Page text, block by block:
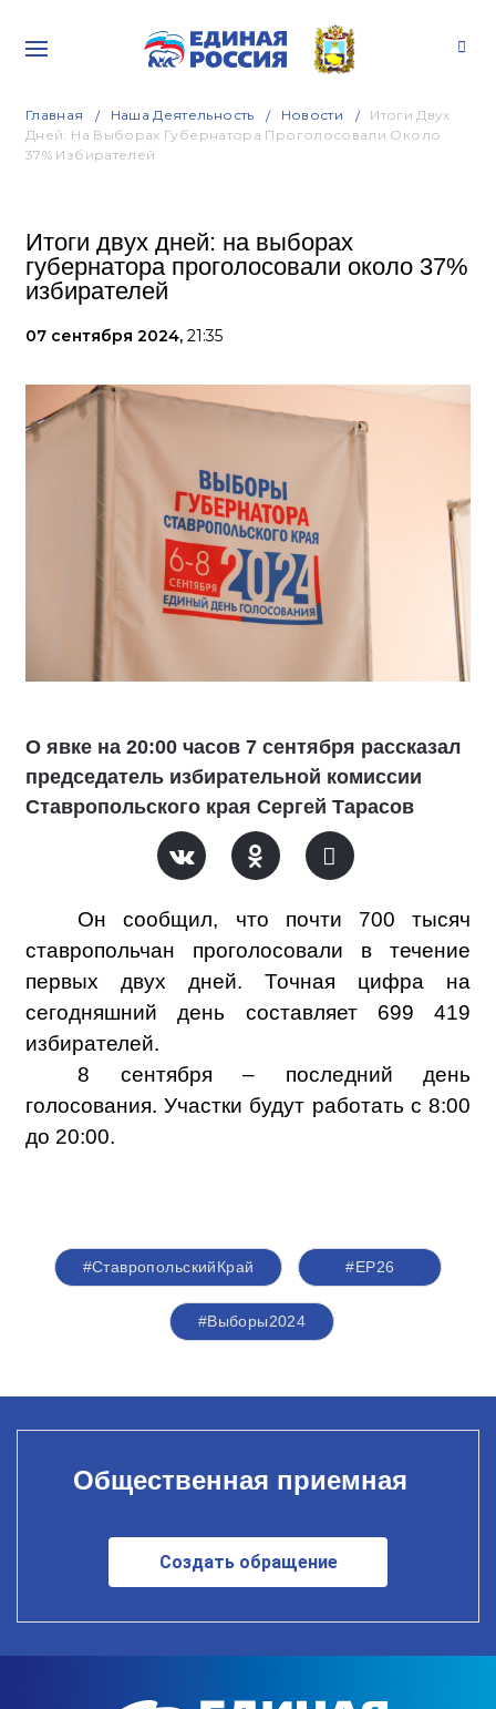
Главная Наша Деятельность Новости
Итоги Двух
Дней: На Выборах Губернатора Проголосовали Около
37% Избирателей
Итоги двух дней: на выборах
губернатора проголосовали около 37%
избирателей
07 сентября 2024, 21:35
О явке на 20:00 часов 7 сентября рассказал
председатель избирательной комиссии
Ставропольского края Сергей Тарасов
Он сообщил, что почти 700 тысяч
ставропольчан проголосовали в течение
первых двух дней. Точная цифра на
сегодняшний день составляет 699 419
избирателей.
8 сентября – последний день
голосования. Участки будут работать с 8:00
до 20:00.
#СтавропольскийКрай #ЕР26
#Выборы2024
Общественная приемная
Создать обращение